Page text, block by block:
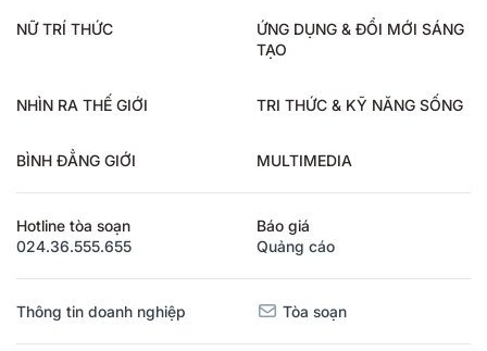
NỮ TRÍ THỨC
ỨNG DỤNG & ĐỔI MỚI SÁNG
TẠO
NHÌN RA THẾ GIỚI TRI THỨC & KỸ NĂNG SỐNG
BÌNH ĐẲNG GIỚI MULTIMEDIA
Hotline tòa soạn
024.36.555.655
Báo giá
Quảng cáo
Thông tin doanh nghiệp Tòa soạn